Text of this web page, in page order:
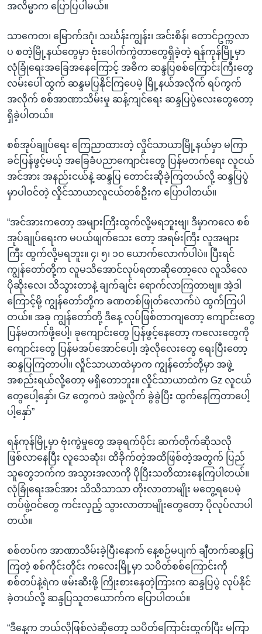
အလိမ္မာက ပြောပြပါမယ်။
သာကေတ၊ မြောက်ဒဂုံ၊ သင်္ဃန်းကျွန်း၊ အင်းစိန်၊ တောင်ဥက္ကလာ
ပ စတဲ့မြို့နယ်တွေမှာ ဗုံးပေါက်ကွဲတာတွေရှိခဲ့တဲ့ ရန်ကုန်မြို့မှာ
လုံခြုံရေးအခြေအနေကြောင့် အဓိက ဆန္ဒပြစစ်ကြောင်းကြီးတွေ
လမ်းပေါ် ထွက် ဆန္ဒမပြနိုင်ကြပေမဲ့ မြို့နယ်အလိုက် ရပ်ကွက်
အလိုက် စစ်အာဏာသိမ်းမှု ဆန့်ကျင်ရေး ဆန္ဒပြပွဲလေးတွေတော့
ရှိခဲ့ပါတယ်။
စစ်အုပ်ချုပ်ရေး ကြေညာထားတဲ့ လှိုင်သာယာမြို့နယ်မှာ မကြာ
ခင်ပြန်ဖွင့်မယ့် အခြေခံပညာကျောင်းတွေ ပြန်မတက်ရေး လူငယ်
အင်အား အနည်းငယ်နဲ့ ဆန္ဒပြ တောင်းဆိုခဲ့ကြတယ်လို့ ဆန္ဒပြပွဲ
မှာပါဝင်တဲ့ လှိုင်သာယာလူငယ်တစ်ဦးက ပြောပါတယ်။
“အင်အားကတော့ အများကြီးထွက်လို့မရဘူးဗျ၊ ဒီမှာကလေ စစ်
အုပ်ချုပ်ရေးက မပယ်ဖျက်သေး တော့ အရမ်းကြီး လူအများ
ကြီး ထွက်လို့မရဘူး။ ၄၊ ၅၊ ၁၀ ယောက်လောက်ပါပဲ။ ပြီးရင်
ကျွန်တော်တို့က လူမသိအောင်လုပ်ရတာဆိုတော့လေ လူသိလေ
ပိုဆိုးလေ၊ သိသွားတာနဲ့ ချက်ချင်း ရောက်လာကြတာဗျ။ အဲ့ဒါ
ကြောင့်မို့ ကျွန်တော်တို့က ခဏတစ်ဖြုတ်လောက်ပဲ ထွက်ကြပါ
တယ်။ အခု ကျွန်တော်တို့ ဒီနေ့ လုပ်ဖြစ်တာကျတော့ ကျောင်းတွေ
ပြန်မတက်ဖို့ပေါ့၊ ခုကျောင်းတွေ ပြန်ဖွင့်နေတော့ ကလေးတွေကို
ကျောင်းတွေ ပြန်မအပ်အောင်ပေါ့၊ အဲ့လိုလေးတွေ ရေးပြီးတော့
ဆန္ဒပြကြတာပါ။ လှိုင်သာယာထဲမှာက ကျွန်တော်တို့မှာ အဖွဲ့
အစည်းရယ်လို့တော့ မရှိတောဘူး။ လှိုင်သာယာထဲက Gz လူငယ်
တွေပေါ့နှော်၊ Gz တွေကပဲ အဖွဲ့လိုက် ခွဲခွဲပြီး ထွက်နေကြတာပေါ့
ပါ့နှော်”
ရန်ကုန်မြို့မှာ ဗုံးကွဲမှုတွေ အခုရက်ပိုင်း ဆက်တိုက်ဆိုသလို
ဖြစ်လာနေပြီး လူသေဆုံး၊ ထိခိုက်တဲ့အထိဖြစ်တဲ့အတွက် ပြည်
သူတွေဘက်က အသွားအလာကို ပိုပြီးသတိထားနေကြပါတယ်။
လုံခြုံရေးအင်အား သိသိသာသာ တိုးလာတာမျိုး မတွေ့ရပေမဲ့
တပ်ဖွဲ့ဝင်တွေ ကင်းလှည့် သွားလာတာမျိုးတွေတော့ ပိုလုပ်လာပါ
တယ်။
စစ်တပ်က အာဏာသိမ်းခဲ့ပြီးနောက် နေ့စဉ်မပျက် ချီတက်ဆန္ဒပြ
ကြတဲ့ စစ်ကိုင်းတိုင်း ကလေးမြို့မှာ သပိတ်စစ်ကြောင်းကို
စစ်တပ်နဲ့ရဲက ဖမ်းဆီးဖို့ ကြိုးစားနေတဲ့ကြားက ဆန္ဒပြပွဲ လုပ်နိုင်
ခဲ့တယ်လို့ ဆန္ဒပြသူတယောက်က ပြောပါတယ်။
“ဒီနေ့က ဘယ်လိုဖြစ်လဲဆိုတော့ သပိတ်ကြောင်းထွက်ပြီး မကြာ